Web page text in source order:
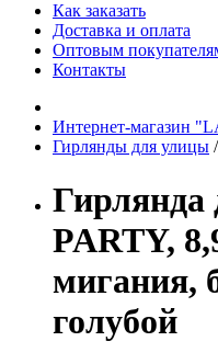
Как заказать
Доставка и оплата
Оптовым
Контакты
Интернет-магазин
Гирлянды для улицы /
Гирлянда
PARTY,
мигания,
голубой